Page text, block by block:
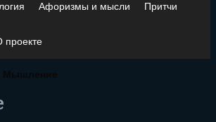
Афоризмы и мысли Притчи
проекте
Мышление